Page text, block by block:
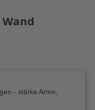
- stärke Arme,